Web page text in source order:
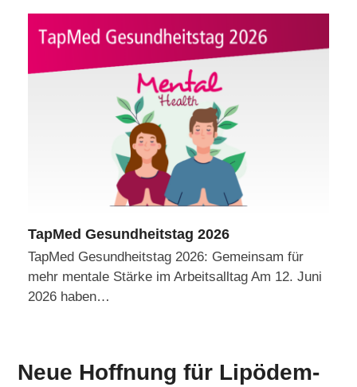
TapMed Gesundheitstag 2026
TapMed Gesundheitstag 2026: Gemeinsam für
mehr mentale Stärke im Arbeitsalltag Am 12. Juni
2026 haben…
Neue Hoffnung für Lipödem-